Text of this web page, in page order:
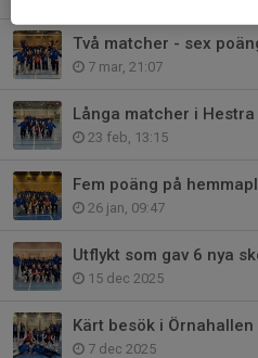
Två matcher - sex
7 mar, 21:07
Långa matcher i Hestra
23 feb, 13:15
Fem poäng på
26 jan, 09:47
Utflykt som gav 6 nya
15 dec 2025
Kärt besök i
7 dec 2025